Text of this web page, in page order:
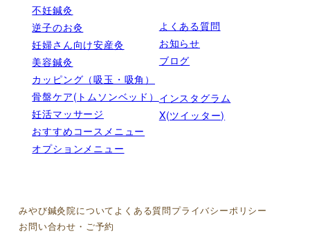
不妊鍼灸
逆子のお灸
妊婦さん向け安産灸
美容鍼灸
カッピング（吸玉・吸角）
骨盤ケア(トムソンベッド）
妊活マッサージ
おすすめコースメニュー
オプションメニュー
よくある質問
お知らせ
ブログ
インスタグラム
X(ツイッター)
みやび鍼灸院についてよくある質問プライバシーポリシー
お問い合わせ・ご予約